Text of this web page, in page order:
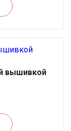
вышивкой